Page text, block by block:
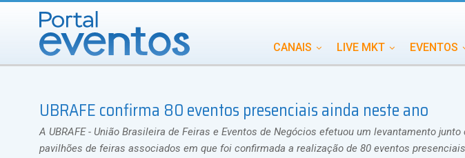
CANAIS LIVE MKT EVENTOS
INCENTIVOS INTERNACIONAL MEMORIAL
UBRAFE confirma 80 eventos presenciais ainda neste ano
A UBRAFE - União Brasileira de Feiras e Eventos de Negócios efetuou um levantamento
pavilhões de feiras associados em que foi confirmada a realização de 80 eventos